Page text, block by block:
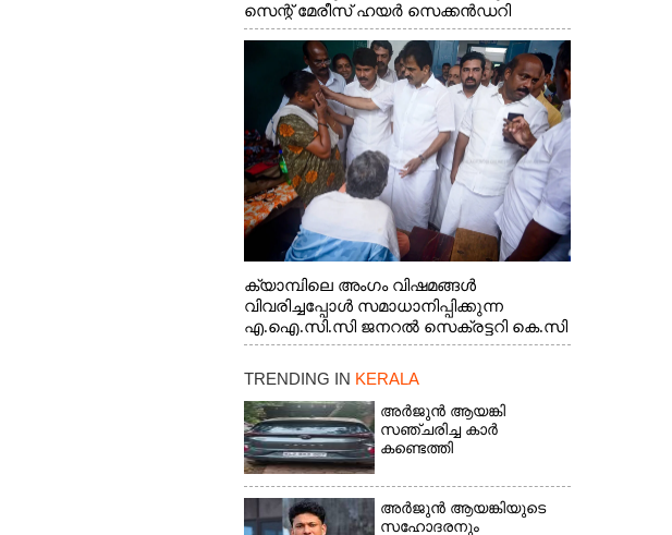
സെന്റ് മേരീസ് ഹയർ സെക്കൻഡറി
സ്കൂളിലെ ക്യാമ്പിലെത്തിയ എ.ഐ.സി.സി
ജനറൽ സെക്രട്ടറി കെ.സി
വേണുഗോപാൽ എം.പി കുരുന്നിനെ
എടുത്ത് ലാളിച്ചപ്പോൾ. സഹകരണ-
എക്സൈസ് വകുപ്പ് മന്ത്രി എം. ലിജു,
കൃഷിവകുപ്പ് മന്ത്രി ടി. സിദ്ദിഖ്, റെജി
ചെറിയാൻ എം. എൽ. എ എന്നിവർ സമീപം
ക്യാമ്പിലെ അംഗം വിഷമങ്ങൾ
വിവരിച്ചപ്പോൾ സമാധാനിപ്പിക്കുന്ന
എ.ഐ.സി.സി ജനറൽ സെക്രട്ടറി കെ.സി
വേണുഗോപാൽ എം.പി. സഹകരണ-
എന്നിവർ
TRENDING IN KERALA
അർജുൻ ആയങ്കി
സഞ്ചരിച്ച കാർ
കണ്ടെത്തി
അർജുൻ ആയങ്കിയുടെ
സഹോദരനും